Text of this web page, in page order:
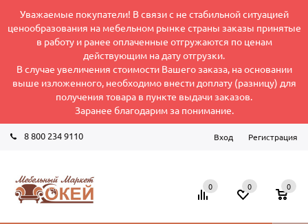
Уважаемые покупатели! В связи с не стабильной ситуацией
ценообразования на мебельном рынке страны заказы принятые
в работу и ранее оплаченные отгружаются по ценам
действующим на дату отгрузки.
В случае увеличения стоимости Вашего заказа, на основании
выше изложенного, необходимо внести доплату (разницу) для
получения товара в пункте выдачи заказов.
Заранее благодарим за понимание.
8 800 234 9110 Вход Регистрация
0 0 0